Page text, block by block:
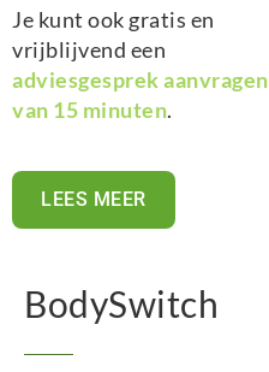
Je kunt ook gratis en
vrijblijvend een
adviesgesprek aanvragen
van 15 minuten.
LEES MEER
BodySwitch